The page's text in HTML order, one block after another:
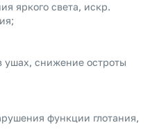
яркого света, искр.
ушах, снижение остроты
функции глотания,